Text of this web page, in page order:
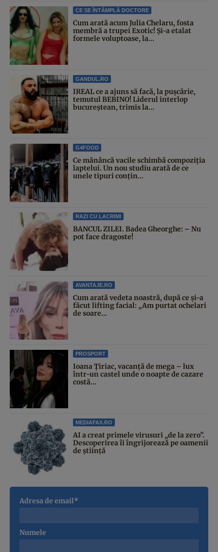
CE SE ÎNTÂMPLĂ DOCTORE
Cum arată acum Julia Chelaru, fosta
membră a trupei Exotic! Și-a etalat
formele voluptoase, la...
GANDUL.RO
IREAL ce a ajuns să facă, la pușcărie,
temutul BEBINO! Liderul interlop
bucureștean, trimis la...
G4FOOD
Ce mănâncă vacile schimbă compoziția
laptelui. Un nou studiu arată de ce
unele tipuri conțin...
RAZI CU LACRIMI
BANCUL ZILEI. Badea Gheorghe: – Nu
pot face dragoste!
AVANTAJE.RO
Cum arată vedeta noastră, după ce și-a
făcut lifting facial: „Am purtat ochelari
de soare...
PROSPORT
Ioana Țiriac, vacanță de mega – lux
într-un castel unde o noapte de cazare
costă...
MEDIAFAX.RO
AI a creat primele virusuri „de la zero”.
Descoperirea îi îngrijorează pe oamenii
de știință
Adresa de email*
Numele